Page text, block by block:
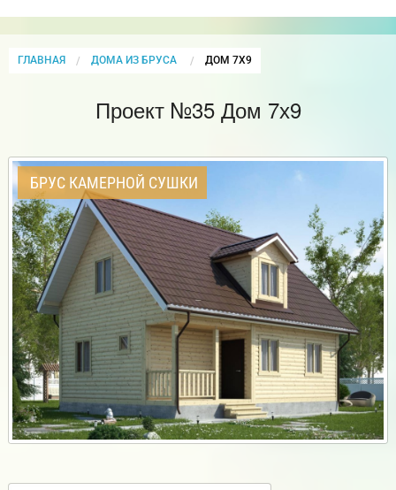
ГЛАВНАЯ ДОМА ИЗ БРУСА CURRENT:
ДОМ 7Х9
Проект №35 Дом 7х9
БРУС КАМЕРНОЙ СУШКИ